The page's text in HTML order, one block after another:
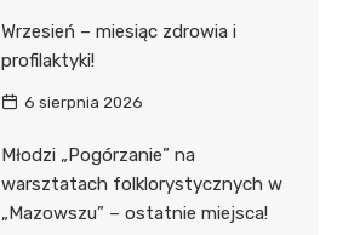
Wrzesień – miesiąc zdrowia i
profilaktyki!
6 sierpnia 2026
Młodzi „Pogórzanie” na
warsztatach folklorystycznych w
„Mazowszu” – ostatnie miejsca!